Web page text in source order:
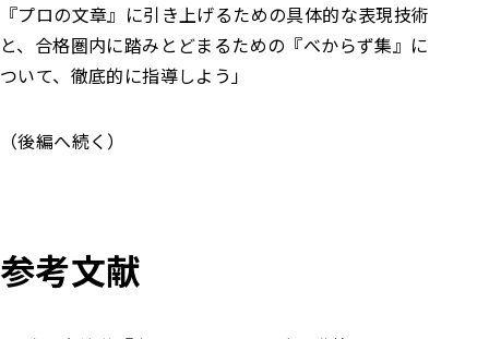
『プロの文章』に引き上げるための具体的な表現技術
と、合格圏内に踏みとどまるための『べからず集』に
ついて、徹底的に指導しよう」
（後編へ続く）
参考文献